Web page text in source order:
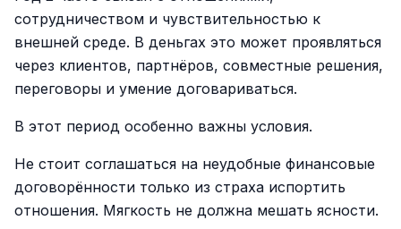
сотрудничеством и чувствительностью к
внешней среде. В деньгах это может проявляться
через клиентов, партнёров, совместные решения,
переговоры и умение договариваться.
В этот период особенно важны условия.
Не стоит соглашаться на неудобные финансовые
договорённости только из страха испортить
отношения. Мягкость не должна мешать ясности.